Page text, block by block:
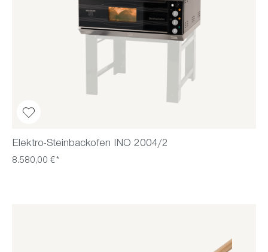
Elektro-Steinbackofen INO 2004/2
8.580,00 €*